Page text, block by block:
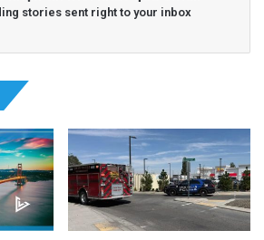
Times Tiếng Việt
stories sent right to your inbox